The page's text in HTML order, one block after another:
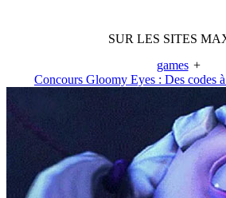
SUR LES SITES
games +
Concours Gloomy Eyes : Des codes